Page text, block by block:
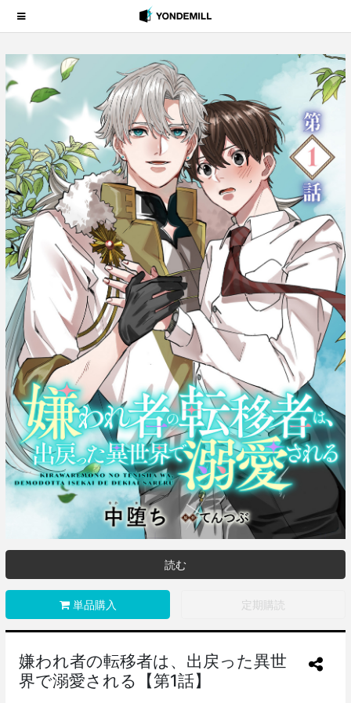
読む
単品購入 定期購読
嫌われ者の転移者は、出戻った異世
界で溺愛される【第1話】